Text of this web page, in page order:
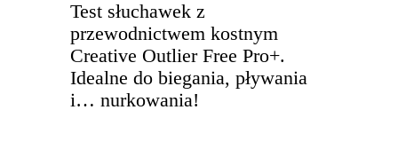
Test słuchawek z
przewodnictwem kostnym
Creative Outlier Free Pro+.
Idealne do biegania, pływania
i… nurkowania!